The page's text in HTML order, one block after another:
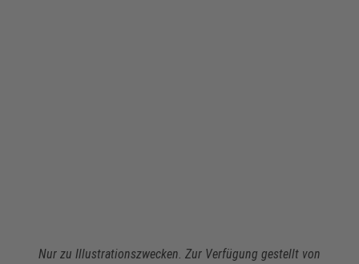
Nur zu Illustrationszwecken. Zur Verfügung gestellt von